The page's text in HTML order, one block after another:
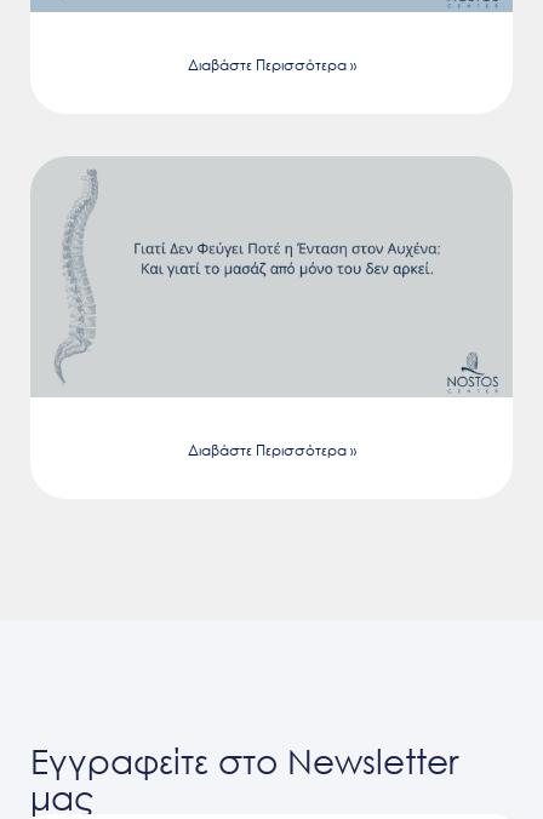
Διαβάστε Περισσότερα »
Διαβάστε Περισσότερα »
Εγγραφείτε στο Newsletter
μας